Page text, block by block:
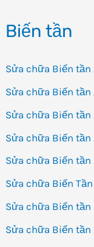
Biến tần
Sửa chữa Biến tần
Sửa chữa Biến tần
Sửa chữa Biến tần
Sửa chữa Biến tần
Sửa chữa Biến tần
Sửa chữa Biến
Sửa chữa Biến tần
Sửa chữa Biến tần